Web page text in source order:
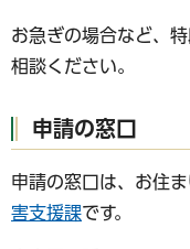
お急ぎの場合など、
相談ください。
申請の窓口
申請の窓口は、お住
害支援課です。